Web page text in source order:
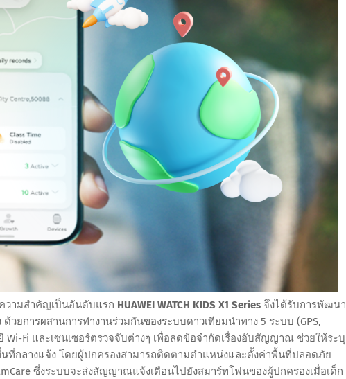
วามสำคัญเป็นอันดับแรก HUAWEI WATCH KIDS X1 Series จึงได้รับการพัฒนา
ยการผสานการทำงานร่วมกันของระบบดาวเทียมนำทาง 5 ระบบ (GPS,
ยี Wi-Fi และเซนเซอร์ตรวจจับต่างๆ เพื่อลดข้อจำกัดเรื่องอับสัญญาณ ช่วยให้ระบุ
ที่กลางแจ้ง โดยผู้ปกครองสามารถติดตามตำแหน่งและตั้งค่าพื้นที่ปลอดภัย
ซึ่งระบบจะส่งสัญญาณแจ้งเตือนไปยังสมาร์ทโฟนของผู้ปกครองเมื่อเด็ก